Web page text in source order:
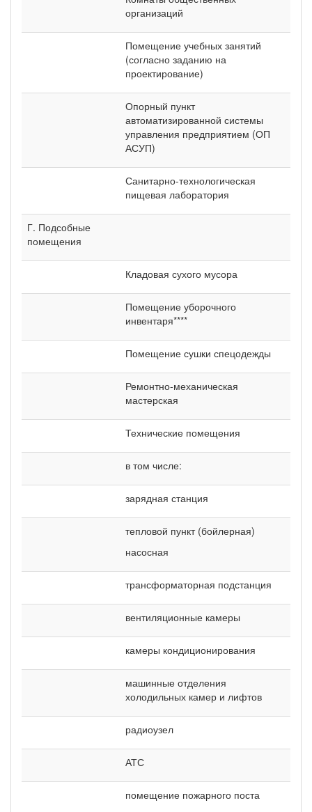
организаций
Помещение учебных занятий
(согласно заданию на
проектирование)
Опорный пункт
автоматизированной системы
управления предприятием (ОП
АСУП)
Санитарно-технологическая
пищевая лаборатория
Г. Подсобные
помещения
Кладовая сухого мусора
Помещение уборочного
инвентаря****
Помещение сушки спецодежды
Ремонтно-механическая
мастерская
Технические помещения
в том числе:
зарядная станция
тепловой пункт (бойлерная)
насосная
трансформаторная подстанция
вентиляционные камеры
камеры кондиционирования
машинные отделения
холодильных камер и лифтов
радиоузел
АТС
помещение пожарного поста